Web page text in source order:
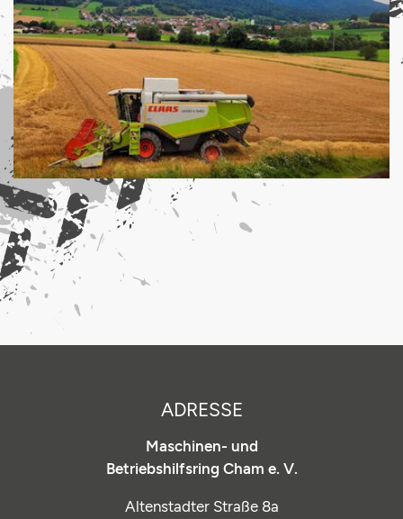
ADRESSE
Maschinen- und
Betriebshilfsring Cham e. V.
Altenstadter Straße 8a